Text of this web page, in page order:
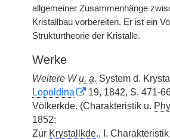
allgemeiner Zusammenhänge
Kristallbau vorbereiten. Er ist ein
Strukturtheorie der Kristalle.
Werke
Weitere Wu. a. System d.
Lopoldina
19, 1842, S. 471-
Völkerkde. (Charakteristik u.
1852;
Zur Krystallkde., I.